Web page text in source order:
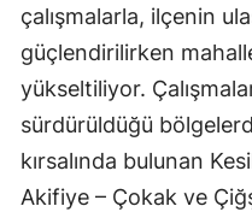
çalışmalarla, ilçenin
güçlendirilirken
yükseltiliyor.
sürdürüldüğü
kırsalında bulunan
Akifiye – Çokak ve